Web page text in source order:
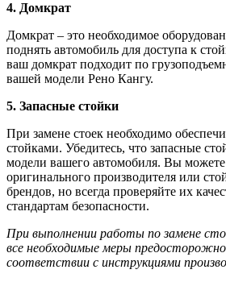
4. Домкрат
Домкрат – это необходимое
поднять автомобиль для доступа к
ваш домкрат подходит по
вашей модели Рено Кангу.
5. Запасные стойки
При замене стоек необходимо
стойками. Убедитесь, что запасные
модели вашего автомобиля. Вы
оригинального производителя или
брендов, но всегда проверяйте их
стандартам безопасности.
При выполнении работы по замене
все необходимые меры
соответствии с инструкциями